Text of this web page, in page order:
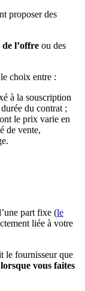
proposer des
l’offre ou des
choix entre :
à la souscription
du contrat ;
le prix varie en
de vente,
part fixe (le
liée à votre
le fournisseur que
lorsque vous faites